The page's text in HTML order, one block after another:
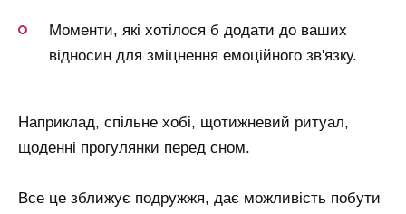
Моменти, які хотілося б додати до ваших
відносин для зміцнення емоційного зв'язку.
Наприклад, спільне хобі, щотижневий ритуал,
щоденні прогулянки перед сном.
Все це зближує подружжя, дає можливість побути